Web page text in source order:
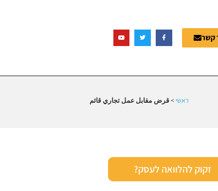
קשר
ראשי >قرض مقابل عمل تجاري قائم
זקוק להלוואה לעסק?